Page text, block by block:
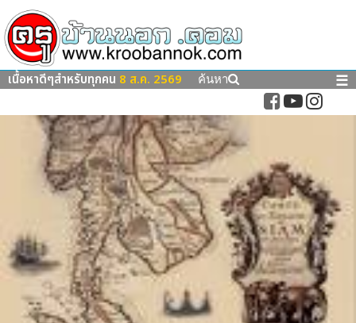
เนื้อหาดีๆสำหรับทุกคน 8 ส.ค. 2569 ค้นหา ☰